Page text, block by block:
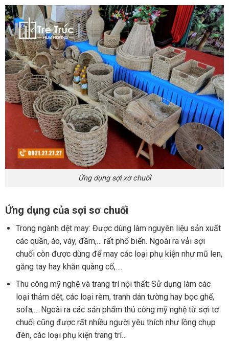
Ứng dụng sợi xơ chuối
Ứng dụng của sợi sơ chuối
Trong ngành dệt may: Được dùng làm nguyên liệu sản xuất
các quần, áo, váy, đầm,… rất phổ biến. Ngoài ra vải sợi
chuối còn được dùng để may các loại phụ kiện như mũ len,
găng tay hay khăn quàng cổ,….
Thu công mỹ nghệ và trang trí nội thất: Sử dụng làm các
loại thảm dệt, các loại rèm, tranh dán tường hay bọc ghế,
sofa,… Ngoài ra các sản phẩm thủ công mỹ nghệ từ sợi tơ
chuối cũng được rất nhiều người yêu thích như lồng chụp
đèn, các loại phụ kiện trang trí…